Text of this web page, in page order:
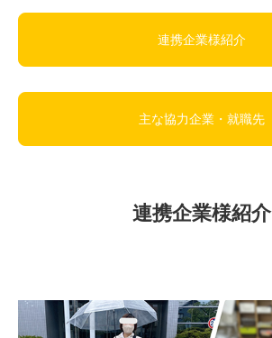
連携企業様紹介
主な協力企業・就職先
連携企業様紹介